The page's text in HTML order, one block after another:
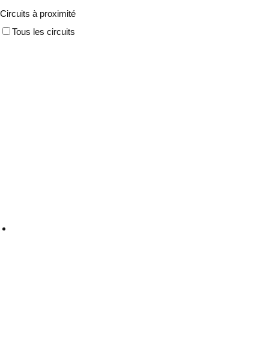
Circuits à proximité
Tous les circuits